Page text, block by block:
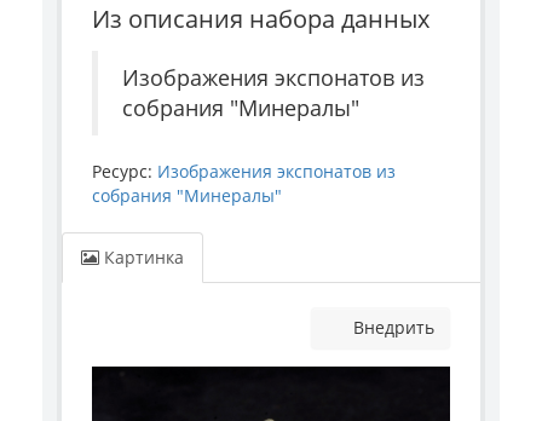
Из описания набора данных
Изображения экспонатов из
собрания "Минералы"
Ресурс: Изображения экспонатов из
собрания "Минералы"
Картинка
Внедрить